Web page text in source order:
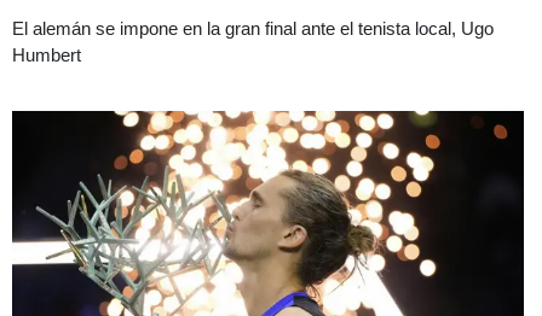
El alemán se impone en la gran final ante el tenista local, Ugo
Humbert